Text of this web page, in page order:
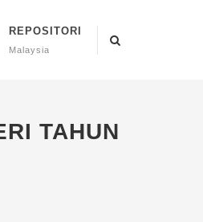
REPOSITORI
Malaysia
TAHUN